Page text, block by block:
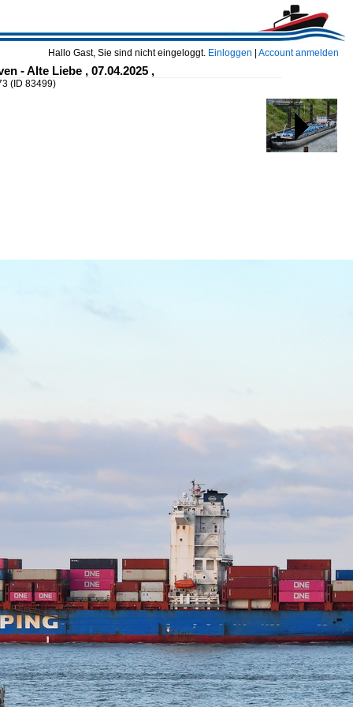
Hallo Gast, Sie sind nicht eingeloggt. Einloggen Account anmelden
- Alte Liebe , 07.04.2025 ,
(ID 83499)